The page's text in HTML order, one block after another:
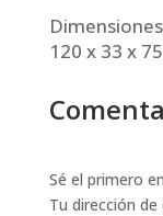
120 x 33 x
Sé el primero
Tu dirección